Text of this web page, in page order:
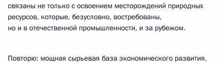
связаны не только с освоением месторождений природных
ресурсов, которые, безусловно, востребованы,
но и в отечественной промышленности, и за рубежом.
Повторю: мощная сырьевая база экономического развития,